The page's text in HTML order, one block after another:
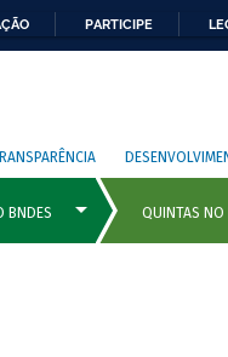
PARTICIPE